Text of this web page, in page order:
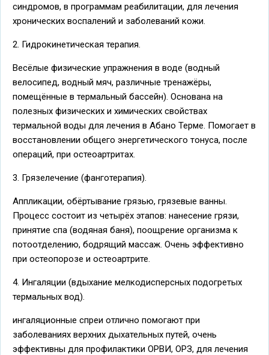
синдромов, в программам реабилитации, для лечения
хронических воспалений и заболеваний кожи.
2. Гидрокинетическая терапия.
Весёлые физические упражнения в воде (водный
велосипед, водный мяч, различные тренажёры,
помещённые в термальный бассейн). Основана на
полезных физических и химических свойствах
термальной воды для лечения в Абано Терме. Помогает в
восстановлении общего энергетического тонуса, после
операций, при остеоартритах.
3. Грязелечение (фанготерапия).
Аппликации, обёртывание грязью, грязевые ванны.
Процесс состоит из четырёх этапов: нанесение грязи,
принятие спа (водяная баня), поощрение организма к
потоотделению, бодрящий массаж. Очень эффективно
при остеопорозе и остеоартрите.
4. Ингаляции (вдыхание мелкодисперсных подогретых
термальных вод).
ингаляционные спреи отлично помогают при
заболеваниях верхних дыхательных путей, очень
эффективны для профилактики ОРВИ, ОРЗ, для лечения